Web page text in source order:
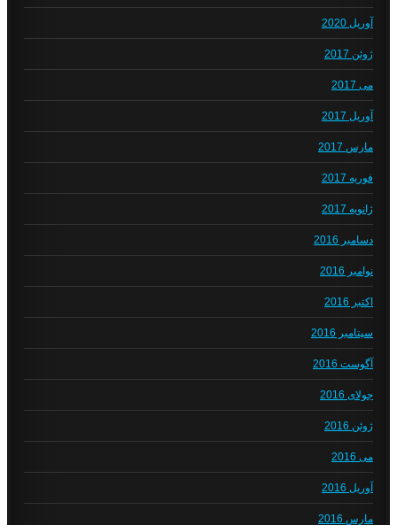
آوریل 2020
ژوئن 2017
می 2017
آوریل 2017
مارس 2017
فوریه 2017
ژانویه 2017
دسامبر 2016
نوامبر 2016
اکتبر 2016
سپتامبر 2016
آگوست 2016
جولای 2016
ژوئن 2016
می 2016
آوریل 2016
مارس 2016